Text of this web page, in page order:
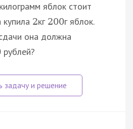
яблок стоит
2кг 200г яблок.
она должна
рублей?